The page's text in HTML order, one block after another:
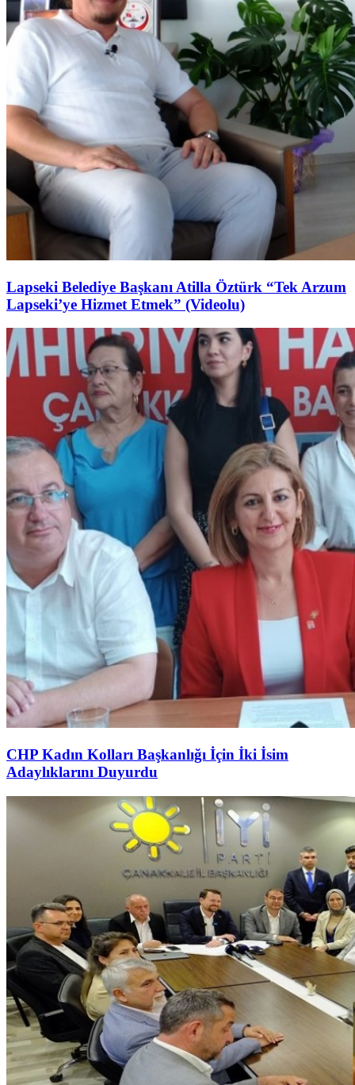
Lapseki Belediye Başkanı Atilla Öztürk “Tek Arzum
Lapseki’ye Hizmet Etmek” (Videolu)
CHP Kadın Kolları Başkanlığı İçin İki İsim
Adaylıklarını Duyurdu